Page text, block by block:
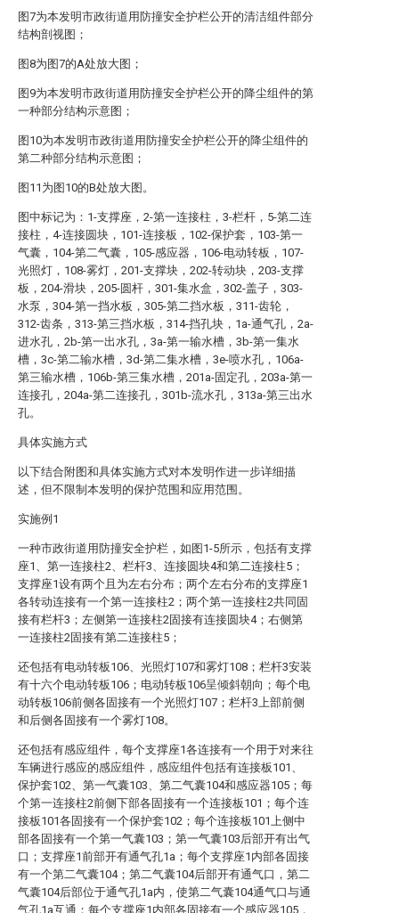
图7为本发明市政街道用防撞安全护栏公开的清洁组件部分
结构剖视图；
图8为图7的A处放大图；
图9为本发明市政街道用防撞安全护栏公开的降尘组件的第
一种部分结构示意图；
图10为本发明市政街道用防撞安全护栏公开的降尘组件的
第二种部分结构示意图；
图11为图10的B处放大图。
图中标记为：1-支撑座，2-第一连接柱，3-栏杆，5-第二连
接柱，4-连接圆块，101-连接板，102-保护套，103-第一
气囊，104-第二气囊，105-感应器，106-电动转板，107-
光照灯，108-雾灯，201-支撑块，202-转动块，203-支撑
板，204-滑块，205-圆杆，301-集水盒，302-盖子，303-
水泵，304-第一挡水板，305-第二挡水板，311-齿轮，
312-齿条，313-第三挡水板，314-挡孔块，1a-通气孔，2a-
进水孔，2b-第一出水孔，3a-第一输水槽，3b-第一集水
槽，3c-第二输水槽，3d-第二集水槽，3e-喷水孔，106a-
第三输水槽，106b-第三集水槽，201a-固定孔，203a-第一
连接孔，204a-第二连接孔，301b-流水孔，313a-第三出水
孔。
具体实施方式
以下结合附图和具体实施方式对本发明作进一步详细描
述，但不限制本发明的保护范围和应用范围。
实施例1
一种市政街道用防撞安全护栏，如图1-5所示，包括有支撑
座1、第一连接柱2、栏杆3、连接圆块4和第二连接柱5；
支撑座1设有两个且为左右分布；两个左右分布的支撑座1
各转动连接有一个第一连接柱2；两个第一连接柱2共同固
接有栏杆3；左侧第一连接柱2固接有连接圆块4；右侧第
一连接柱2固接有第二连接柱5；
还包括有电动转板106、光照灯107和雾灯108；栏杆3安装
有十六个电动转板106；电动转板106呈倾斜朝向；每个电
动转板106前侧各固接有一个光照灯107；栏杆3上部前侧
和后侧各固接有一个雾灯108。
还包括有感应组件，每个支撑座1各连接有一个用于对来往
车辆进行感应的感应组件，感应组件包括有连接板101、
保护套102、第一气囊103、第二气囊104和感应器105；每
个第一连接柱2前侧下部各固接有一个连接板101；每个连
接板101各固接有一个保护套102；每个连接板101上侧中
部各固接有一个第一气囊103；第一气囊103后部开有出气
口；支撑座1前部开有通气孔1a；每个支撑座1内部各固接
有一个第二气囊104；第二气囊104后部开有通气口，第二
气囊104后部位于通气孔1a内，使第二气囊104通气口与通
气孔1a互通；每个支撑座1内部各固接有一个感应器105，